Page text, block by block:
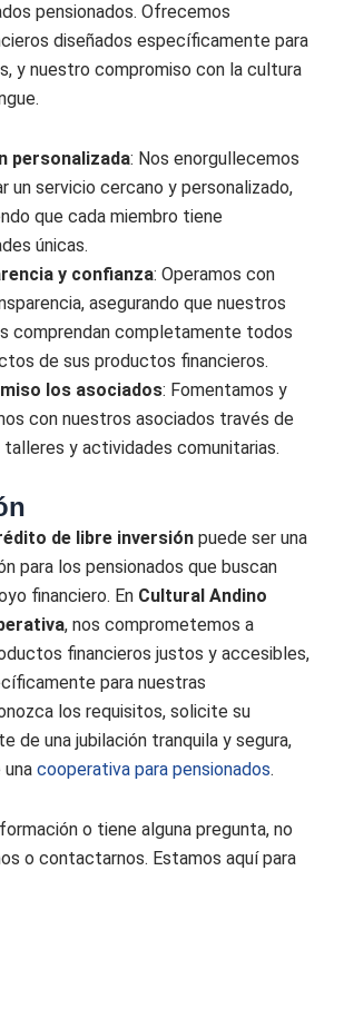
pensionados. Ofrecemos
diseñados específicamente para
y nuestro compromiso con la cultura
personalizada: Nos enorgullecemos
un servicio cercano y personalizado,
que cada miembro tiene
únicas.
y confianza: Operamos con
asegurando que nuestros
comprendan completamente todos
de sus productos financieros.
los asociados: Fomentamos y
con nuestros asociados través de
y actividades comunitarias.
de libre inversión puede ser una
para los pensionados que buscan
financiero. En Cultural Andino
, nos comprometemos a
financieros justos y accesibles,
para nuestras
los requisitos, solicite su
de una jubilación tranquila y segura,
cooperativa para pensionados.
o tiene alguna pregunta, no
o contactarnos. Estamos aquí para